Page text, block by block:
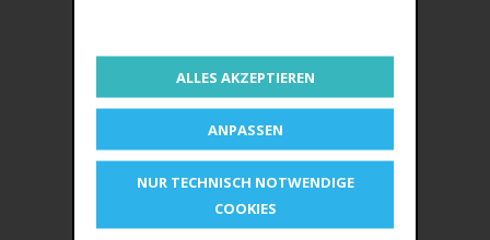
ALLES AKZEPTIEREN
ANPASSEN
NUR TECHNISCH NOTWENDIGE
COOKIES
OEM-Nummer 526 BT30
ÄHNLICHE PRODUKTE